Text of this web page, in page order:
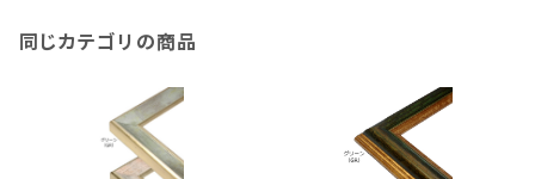
同じカテゴリの商品